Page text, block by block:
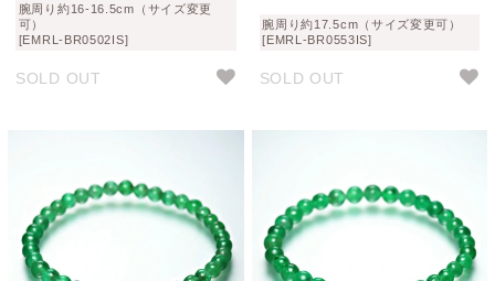
腕周り約16-16.5cm（サイズ変更
可）
[EMRL-BR0502IS]
SOLD OUT
腕周り約17.5cm（サイズ変更可）
[EMRL-BR0553IS]
SOLD OUT